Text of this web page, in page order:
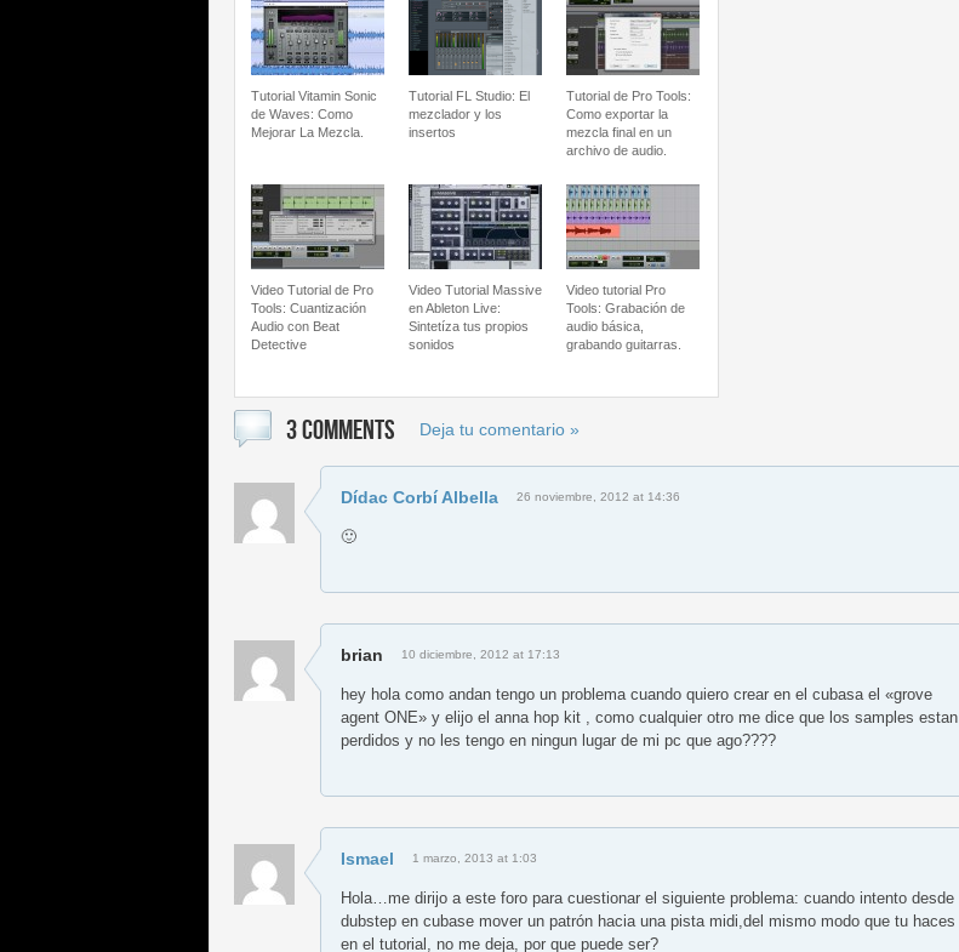
Tutorial Vitamin Sonic
de Waves: Como
Mejorar La Mezcla.
Tutorial FL Studio: El
mezclador y los
insertos
Tutorial de Pro Tools:
Como exportar la
mezcla final en un
archivo de audio.
Video Tutorial de Pro
Tools: Cuantización
Audio con Beat
Detective
Video Tutorial Massive
en Ableton Live:
Sintetíza tus propios
sonidos
Video tutorial Pro
Tools: Grabación de
audio básica,
grabando guitarras.
3 COMMENTS Deja tu comentario »
Dídac Corbí Albella 26 noviembre, 2012 at 14:36
🙂
brian 10 diciembre, 2012 at 17:13
hey hola como andan tengo un problema cuando quiero crear en el cubasa el «grove
agent ONE» y elijo el anna hop kit , como cualquier otro me dice que los samples estan
perdidos y no les tengo en ningun lugar de mi pc que ago????
Ismael 1 marzo, 2013 at 1:03
Hola…me dirijo a este foro para cuestionar el siguiente problema: cuando intento desde
dubstep en cubase mover un patrón hacia una pista midi,del mismo modo que tu haces
en el tutorial, no me deja, por que puede ser?